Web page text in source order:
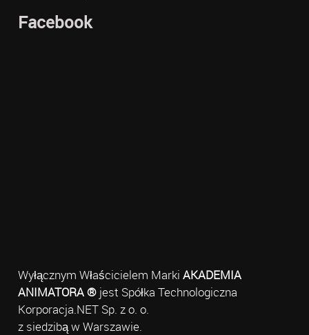
Facebook
Wyłącznym Właścicielem Marki AKADEMIA
ANIMATORA ®jest Spółka Technologiczna
Korporacja.NET Sp. z o. o.
z siedzibą w Warszawie.